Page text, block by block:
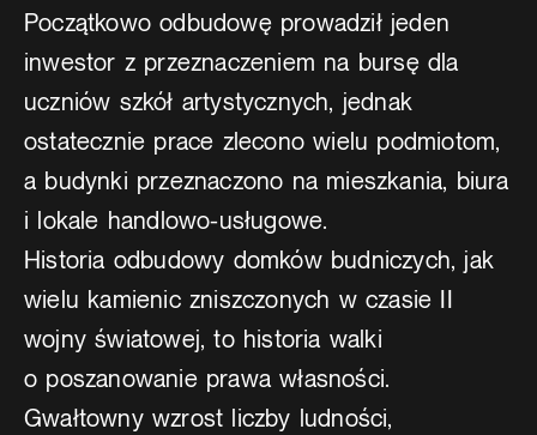
Początkowo odbudowę prowadził jeden
inwestor z przeznaczeniem na bursę dla
uczniów szkół artystycznych, jednak
ostatecznie prace zlecono wielu podmiotom,
a budynki przeznaczono na mieszkania, biura
i lokale handlowo-usługowe.
Historia odbudowy domków budniczych, jak
wielu kamienic zniszczonych w czasie II
wojny światowej, to historia walki
o poszanowanie prawa własności.
Gwałtowny wzrost liczby ludności,